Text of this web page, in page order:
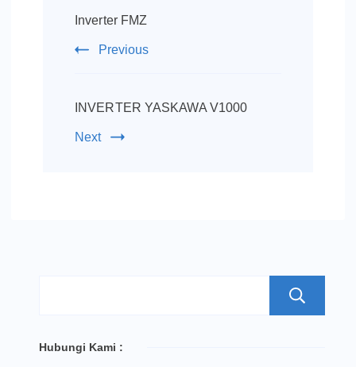
Navigation
Inverter FMZ
Previous
INVERTER YASKAWA V1000
Next
Hubungi Kami :